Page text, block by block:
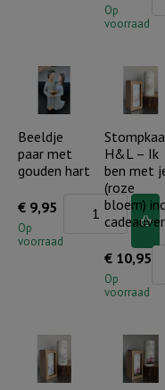
is..
Op
voorraad
-
2
Beeldje
paar met
gouden hart
€ 9,95
Op
voorraad
Beeldje
gouden
H&L – Ik
ben met
(roze
bloem)
€ 10,95
Op
voorraad
ben